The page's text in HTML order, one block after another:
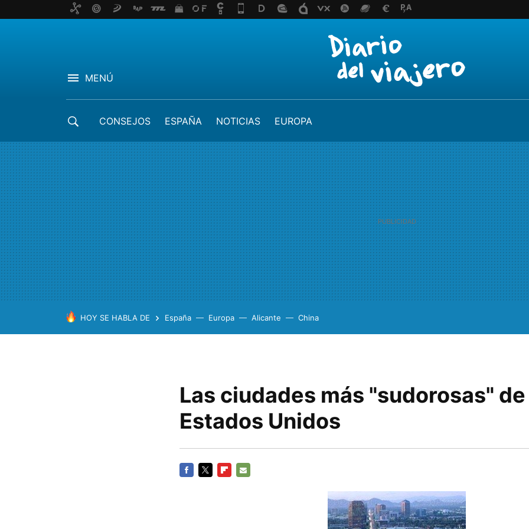
MENÚ
CONSEJOS ESPAÑA NOTICIAS EUROPA
HOY SE HABLA DE España Europa Alicante China
Las ciudades más "sudorosas"
Estados Unidos